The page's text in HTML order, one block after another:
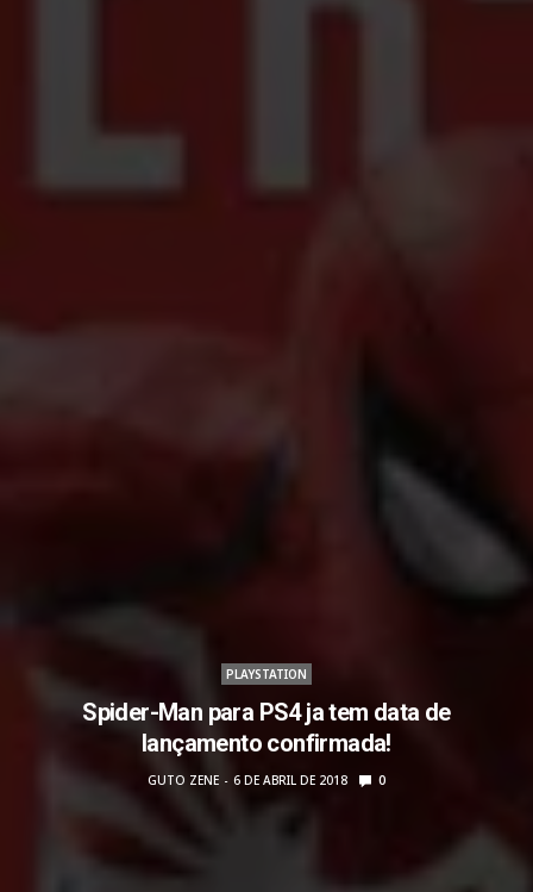
PLAYSTATION
Spider-Man para PS4 ja tem data de
lançamento confirmada!
GUTO ZENE 6 DE ABRIL DE 2018 0